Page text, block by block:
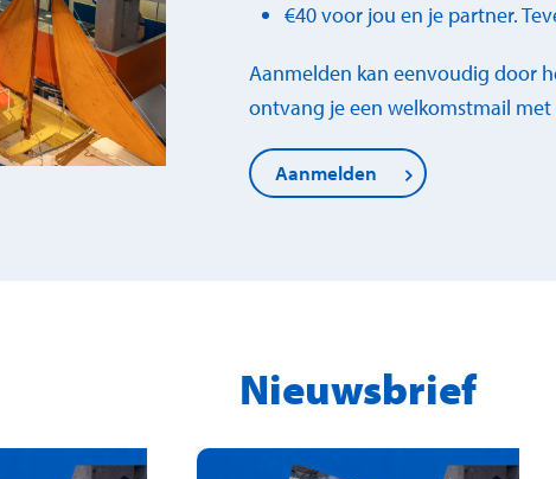
€40 voor jou en je partner.
Aanmelden kan eenvoudig door
ontvang je een welkomstmail
Aanmelden
Nieuwsbrief